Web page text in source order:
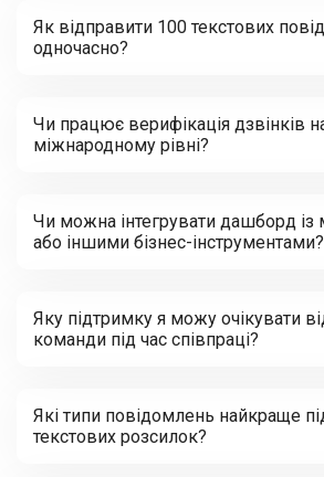
Як відправити 100 текстових
одночасно?
Чи працює верифікація дзвінків
міжнародному рівні?
Чи можна інтегрувати дашборд із
або іншими бізнес-інструментами?
Яку підтримку я можу очікувати
команди під час співпраці?
Які типи повідомлень найкраще
текстових розсилок?